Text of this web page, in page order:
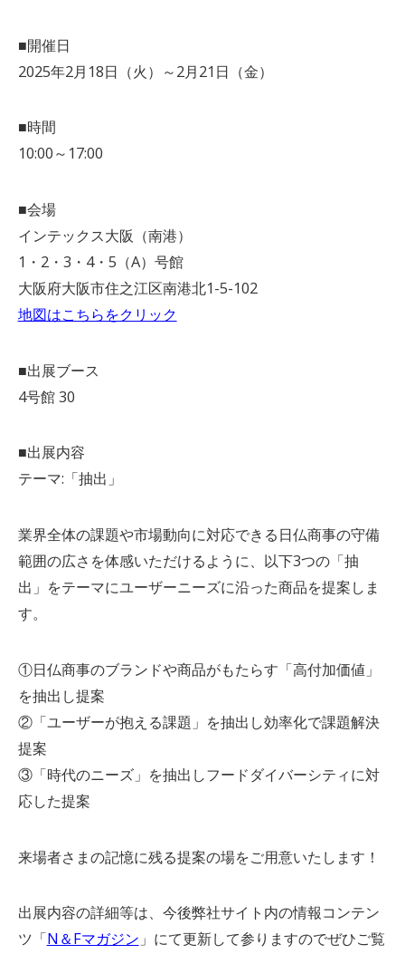
■開催日
2025年2月18日（火）～2月21日（金）
■時間
10:00～17:00
■会場
インテックス大阪（南港）
1・2・3・4・5（A）号館
大阪府大阪市住之江区南港北1-5-102
地図はこちらをクリック
■出展ブース
4号館 30
■出展内容
テーマ:「抽出」
業界全体の課題や市場動向に対応できる日仏商事の守備
範囲の広さを体感いただけるように、以下3つの「抽
出」をテーマにユーザーニーズに沿った商品を提案しま
す。
①日仏商事のブランドや商品がもたらす「高付加価値」
を抽出し提案
②「ユーザーが抱える課題」を抽出し効率化で課題解決
提案
③「時代のニーズ」を抽出しフードダイバーシティに対
応した提案
来場者さまの記憶に残る提案の場をご用意いたします！
出展内容の詳細等は、今後弊社サイト内の情報コンテン
ツ「N＆Fマガジン 」にて更新して参りますのでぜひご覧